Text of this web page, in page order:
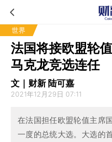
世界
法国将接欧盟轮
马克龙竞选连任
文｜财新 陆可嘉
2021年12月29日 07:11
在法国担任欧盟轮值主席
一度的总统大选。大选的